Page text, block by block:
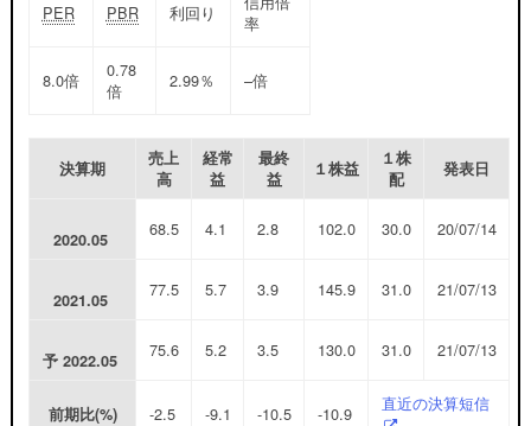
PER PBR 利回り
率
8.0倍
0.78
倍
2.99％ –倍
決算期
売上
高
経常
益
最終
益
１株益
１株
配
発表日
2020.05 68.5 4.1 2.8 102.0 30.0 20/07/14
2021.05 77.5 5.7 3.9 145.9 31.0 21/07/13
予2022.05 75.6 5.2 3.5 130.0 31.0 21/07/13
前期比(%) -2.5 -9.1 -10.5 -10.9 直近の決算短信